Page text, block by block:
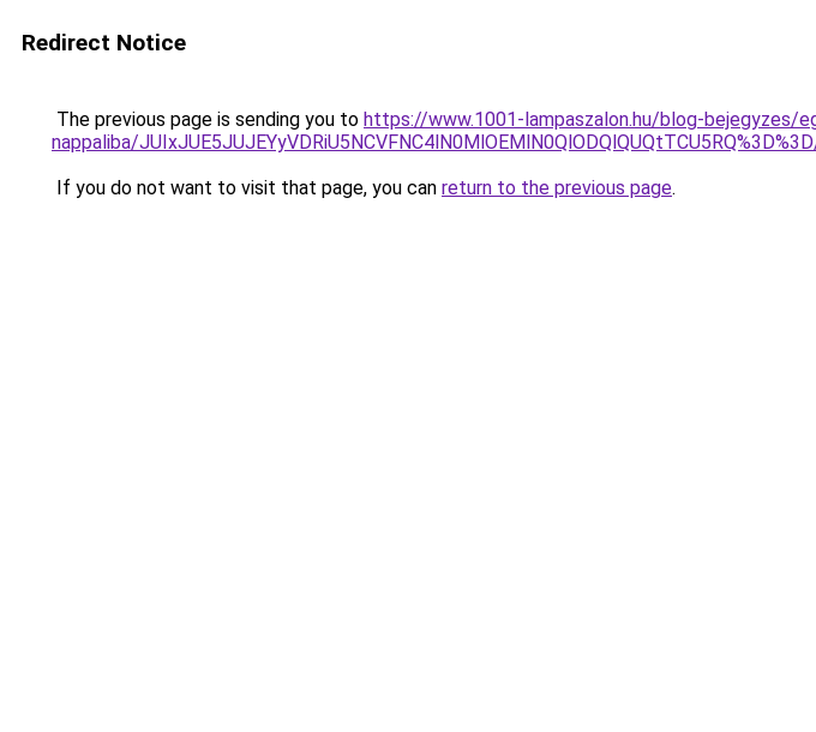
Redirect Notice
The previous page is sending you to https://www.1001-lampaszalon.hu/blog-bejegyzes/
nappaliba/
If you do not want to visit that page, you can return to the previous page.